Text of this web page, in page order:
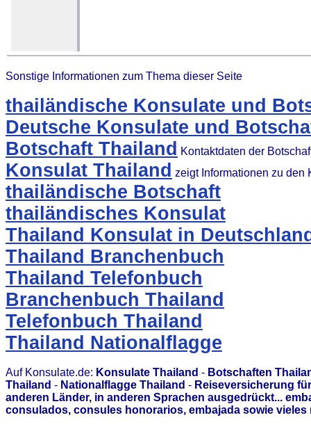
Sonstige Informationen zum Thema dieser Seite
thailändische Konsulate und
Deutsche Konsulate und
Botschaft Thailand
Kontaktdaten der
Konsulat Thailand zeigt Informationen zu den
thailändische Botschaft
thailändisches Konsulat
Thailand Konsulat in
Thailand Branchenbuch
Thailand Telefonbuch
Branchenbuch Thailand
Telefonbuch Thailand
Thailand Nationalflagge
Auf Konsulate.de: Konsulate Thailand - Botschaften
Thailand - Nationalflagge Thailand - Reiseversicherung
anderen Länder, in anderen Sprachen ausgedrückt...
consulados, consules honorarios, embajada sowie vieles